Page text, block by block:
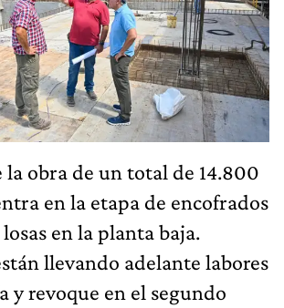
obra de un total de 14.800
en la etapa de encofrados
en la planta baja.
llevando adelante labores
y revoque en el segundo